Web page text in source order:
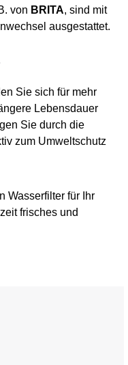
von BRITA, sind mit
ausgestattet.
Sie sich für mehr
Lebensdauer
Sie durch die
zum Umweltschutz
Wasserfilter für Ihr
frisches und